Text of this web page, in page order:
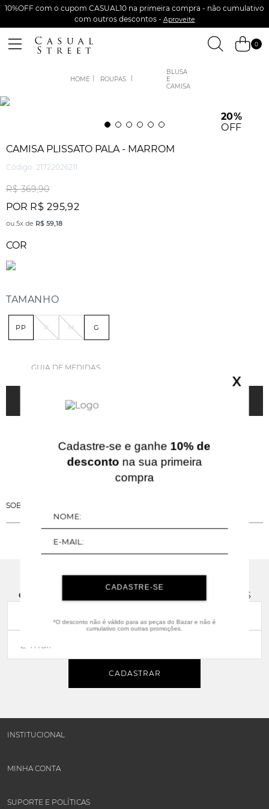
X
Cadastre-se e ganhe 10% de
desconto na sua primeira
compra
CADASTRE-SE
*O desconto não é válido para as peças do Bazar e não é
cumulativo com outras promoções.
10%OFF com o cupom CASUAL10 na primeira compra - não cumulativo
com outros descontos - Aproveite
0
ROUPAS
BLUSA
E
CAMISA
20%
OFF
CAMISA PLISSATO PALA - MARROM
Código: 21722026211
R$ 369,90
POR R$ 295,92
ou 5x de R$ 59,18
TAMANHO
PP P M G
GUIA DE MEDIDAS
ADICIONAR À SACOLA
SOBRE ESSA PEÇA
CADASTRE-SE E RECEBA NOVIDADES E PROMOÇÕES
CADASTRAR
INSTITUCIONAL
MINHA CONTA
SUPORTE E POLÍTICAS